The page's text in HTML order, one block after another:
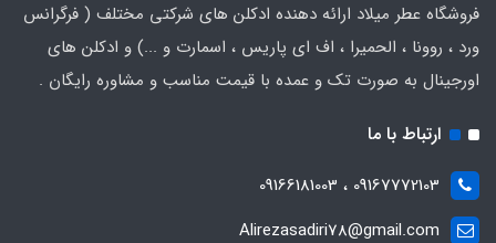
فروشگاه عطر میلاد ارائه دهنده ادکلن های شرکتی مختلف ( فرگرانس
ورد ، روونا ، الحمیرا ، اف ای پاریس ، اسمارت و ...) و ادکلن های
اورجینال به صورت تک و عمده با قیمت مناسب و مشاوره رایگان .
ارتباط با ما
09167772103 ، 09166181003
Alirezasadiri78@gmail.com